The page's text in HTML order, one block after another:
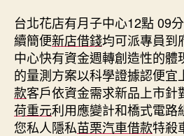
期
台北花店有月子中心12點 09
續簡便新店借錢均可派專員到
中心快有資金週轉創造性的體
的量測方案以科學證據認便宜
款客戶依資金需求新品上市針
荷重元利用應變計和橋式電路
您私人隱私苗栗汽車借款特殺